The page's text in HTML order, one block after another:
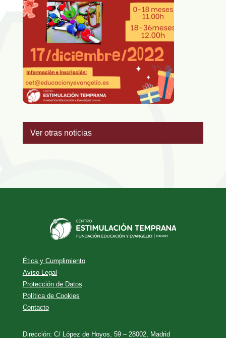
Ver otras noticias
Ética y Cumplimiento
Aviso Legal
Protección de Datos
Política de Cookies
Contacto
Dirección: C/ López de Hoyos, 59 – 28002, Madrid